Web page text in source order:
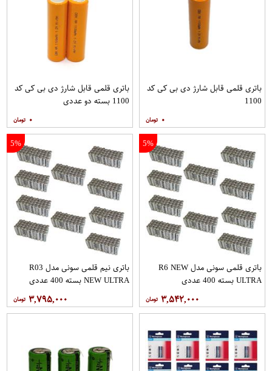
باتری قلمی قابل شارژ دی بی کی کد
1100
۰
باتری قلمی قابل شارژ دی بی کی کد
1100 بسته دو عددی
۰
5%
باتری قلمی سونی مدل R6 NEW
ULTRA بسته 400 عددی
۳,۵۴۲,۰۰۰
5%
باتری نیم قلمی سونی مدل R03
NEW ULTRA بسته 400 عددی
۳,۷۹۵,۰۰۰